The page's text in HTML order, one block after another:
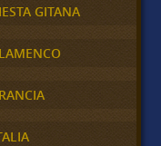
GITANA